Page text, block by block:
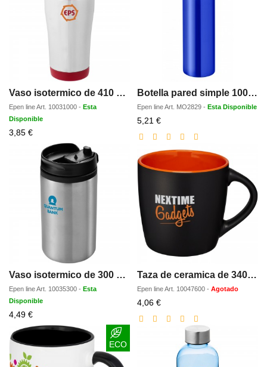
Vaso isotermico de 410 ml Elwood
Epen lineArt. 10031000 - Esta
Disponible
3,85 €Precio
descuento
Botella pared simple 1000 ml
Epen lineArt. MO2829 - Esta Disponible
5,21 €Precio
con
Vaso isotermico de 300 ml Mojave
Epen lineArt. 10035300 - Esta
Disponible
4,49 €Precio
con
Taza de ceramica de 340 ml Riviera
Epen lineArt. 10047600 - Agotado
4,06 €Precio
con
descuento
ECO